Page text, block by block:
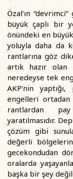
Özal’ın
büyük çaplı bir
önündeki en
yoluyla daha da
rantlarına göz
artık hazır olan
neredeyse tek
AKP’nin
engelleri ortadan
rantlardan pay
yaratılmasıdır.
çözüm gibi
değerli
gecekondudan
oralarda
başka bir şey